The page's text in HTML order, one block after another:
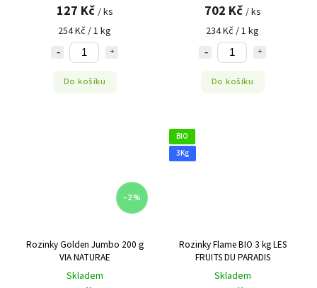
127 Kč / ks
254 Kč / 1 kg
Do košíku
702 Kč / ks
234 Kč / 1 kg
Do košíku
–2 %
Rozinky Golden Jumbo 200 g
VIA NATURAE
Skladem
BIO
3Kg
Rozinky Flame BIO 3 kg LES
FRUITS DU PARADIS
Skladem